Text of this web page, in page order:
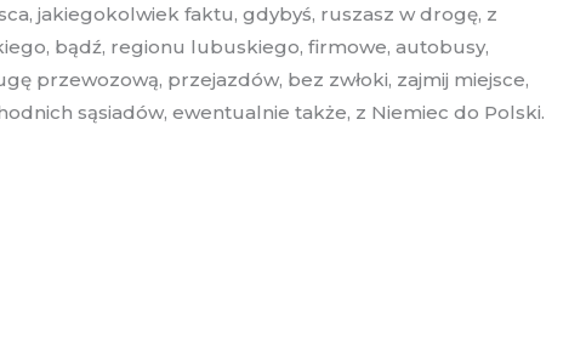
jakiegokolwiek faktu, gdybyś, ruszasz w drogę, z
bądź, regionu lubuskiego, firmowe, autobusy,
przewozową, przejazdów, bez zwłoki, zajmij miejsce,
sąsiadów, ewentualnie także, z Niemiec do Polski.